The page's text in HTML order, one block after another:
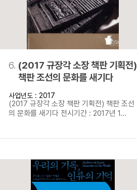
6. (2017 규장각 소장 책판 기획전)
책판 조선의 문화를 새기다
사업년도 : 2017
(2017 규장각 소장 책판 기획전) 책판 조선
의 문화를 새기다 전시기간 : 2017년 1...